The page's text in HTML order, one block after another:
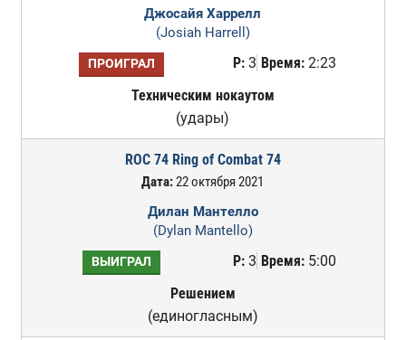
Джосайя Харрелл
(Josiah Harrell)
ПРОИГРАЛ Р:3 Время:2:23
Техническим нокаутом
(удары)
ROC 74 Ring of Combat 74
Дата:22 октября 2021
Дилан Мантелло
(Dylan Mantello)
ВЫИГРАЛ Р:3 Время:5:00
Решением
(единогласным)